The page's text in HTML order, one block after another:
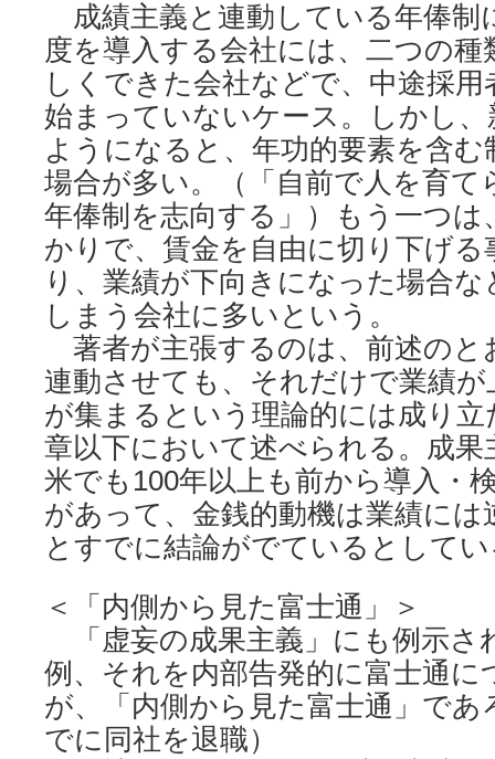
成績主義と連動している年俸制
度を導入する会社には、二つの
しくできた会社などで、中途採
始まっていないケース。しかし
ようになると、年功的要素を含
場合が多い。（「自前で人を育て
年俸制を志向する」）もう一つは
かりで、賃金を自由に切り下げ
り、業績が下向きになった場合
しまう会社に多いという。
著者が主張するのは、前述のと
連動させても、それだけで業績
が集まるという理論的には成り
章以下において述べられる。成果
米でも100年以上も前から導入・
があって、金銭的動機は業績には
とすでに結論がでているとして
＜「内側から見た富士通」＞
「虚妄の成果主義」にも例示さ
例、それを内部告発的に富士通に
が、「内側から見た富士通」であ
でに同社を退職）